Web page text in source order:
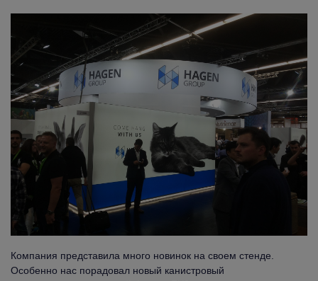
Компания представила много новинок на своем стенде.
Особенно нас порадовал новый канистровый